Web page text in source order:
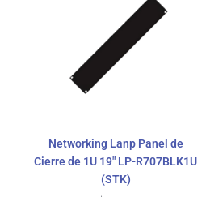
Networking Lanp Panel de
Cierre de 1U 19″ LP-R707BLK1U
(STK)